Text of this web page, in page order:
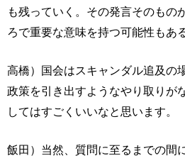
も残っていく。その発言そのもの
ろで重要な意味を持つ可能性もある
高橋）国会はスキャンダル追及の
政策を引き出すようなやり取りが
してはすごくいいなと思います。
飯田）当然、質問に至るまでの間